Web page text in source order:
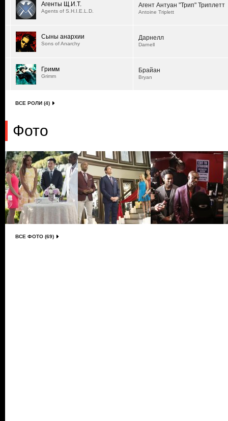
Агенты Щ.И.Т.
Agents of S.H.I.E.L.D.
Агент Антуан "Трип" Триплетт
Antoine Triplett
Сыны анархии
Sons of Anarchy
Дарнелл
Darnell
Гримм
Grimm
Брайан
Bryan
ВСЕ РОЛИ (4)
Фото
ВСЕ ФОТО (69)